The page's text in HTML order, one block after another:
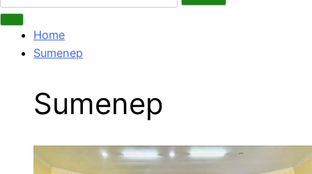
untuk:
Home
Sumenep
Sumenep